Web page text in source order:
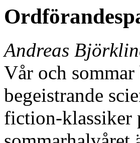
Andreas
Vår och
begeistrande
fiction-klassiker